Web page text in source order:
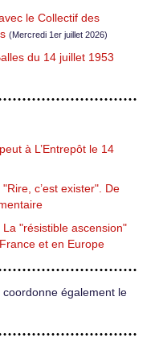
le Collectif des
(Mercredi 1er juillet 2026)
du 14 juillet 1953
à L’Entrepôt le 14
c’est exister". De
La "résistible ascension"
et en Europe
également le